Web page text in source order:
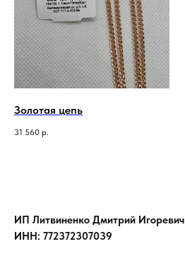
Золотая цепь
31 560 р.
ИП Литвиненко Дмитрий Игоревич
ИНН: 772372307039